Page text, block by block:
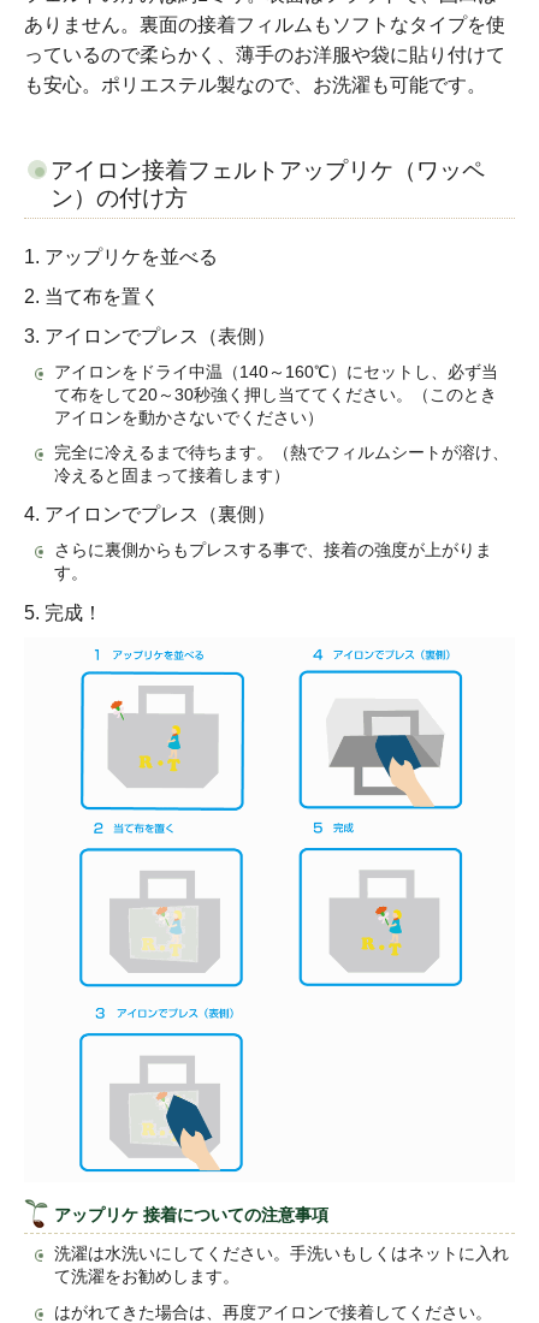
ありません。裏面の接着フィルムもソフトなタイプを使
っているので柔らかく、薄手のお洋服や袋に貼り付けて
も安心。ポリエステル製なので、お洗濯も可能です。
アイロン接着フェルトアップリケ（ワッペ
ン）の付け方
1. アップリケを並べる
2. 当て布を置く
3. アイロンでプレス（表側）
アイロンをドライ中温（140～160℃）にセットし、必ず当
て布をして20～30秒強く押し当ててください。（このとき
アイロンを動かさないでください）
完全に冷えるまで待ちます。（熱でフィルムシートが溶け、
冷えると固まって接着します）
4. アイロンでプレス（裏側）
さらに裏側からもプレスする事で、接着の強度が上がりま
す。
5. 完成！
アップリケ 接着についての注意事項
洗濯は水洗いにしてください。手洗いもしくはネットに入れ
て洗濯をお勧めします。
はがれてきた場合は、再度アイロンで接着してください。